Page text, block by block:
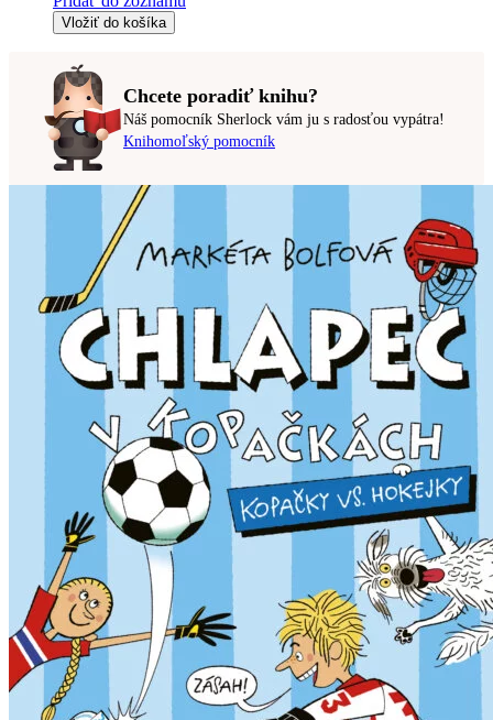
Vložiť do košíka
Chcete poradiť knihu?
Náš pomocník Sherlock vám ju s radosťou vypátra!
Knihomoľský pomocník